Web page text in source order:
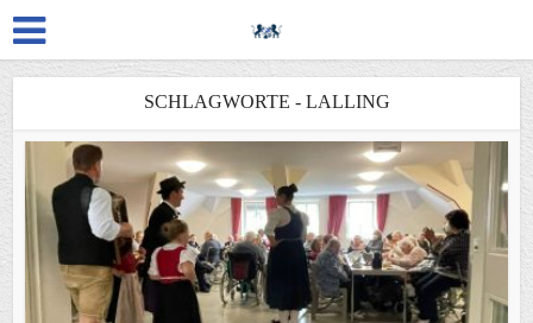
SCHLAGWORTE - LALLING